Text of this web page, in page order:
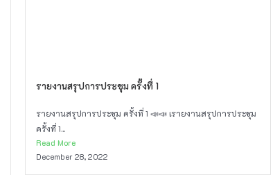
รายงานสรุปการประชุม ครั้งที่ 1
รายงานสรุปการประชุม ครั้งที่ 1 📣📣 เรายงานสรุปการประชุม
ครั้งที่ 1...
Read More
December 28, 2022